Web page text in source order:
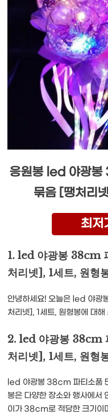
응원봉 led 야광
묶음 [땡처리
최저
1. led 야광봉 38cm
처리넷], 1세트, 원형
안녕하세요! 오늘은 led 야
처리넷], 1세트, 원형봉에 대
2. led 야광봉 38cm
처리넷], 1세트, 원형
led 야광봉 38cm 파티소품
봉은 다양한 장소와 행사에서
이가 38cm로 적당한 크기이